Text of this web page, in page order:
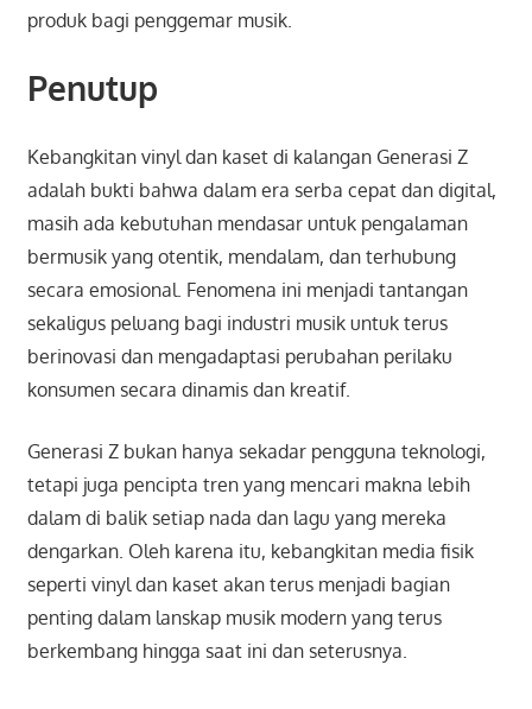
produk bagi penggemar musik.
Penutup
Kebangkitan vinyl dan kaset di kalangan Generasi Z
adalah bukti bahwa dalam era serba cepat dan digital,
masih ada kebutuhan mendasar untuk pengalaman
bermusik yang otentik, mendalam, dan terhubung
secara emosional. Fenomena ini menjadi tantangan
sekaligus peluang bagi industri musik untuk terus
berinovasi dan mengadaptasi perubahan perilaku
konsumen secara dinamis dan kreatif.
Generasi Z bukan hanya sekadar pengguna teknologi,
tetapi juga pencipta tren yang mencari makna lebih
dalam di balik setiap nada dan lagu yang mereka
dengarkan. Oleh karena itu, kebangkitan media fisik
seperti vinyl dan kaset akan terus menjadi bagian
penting dalam lanskap musik modern yang terus
berkembang hingga saat ini dan seterusnya.